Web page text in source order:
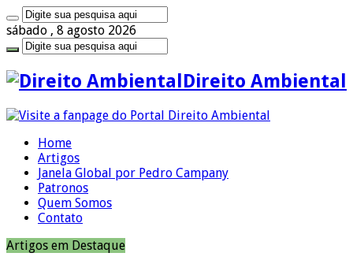
sábado , 8 agosto 2026
Direito Ambiental
Home
Artigos
Janela Global por Pedro Campany
Patronos
Quem Somos
Contato
Artigos em Destaque